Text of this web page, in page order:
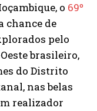
o 69º
chance de
pelo
brasileiro,
do Distrito
nas belas
realizador